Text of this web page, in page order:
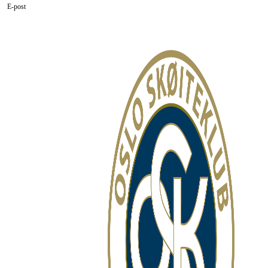
E-post